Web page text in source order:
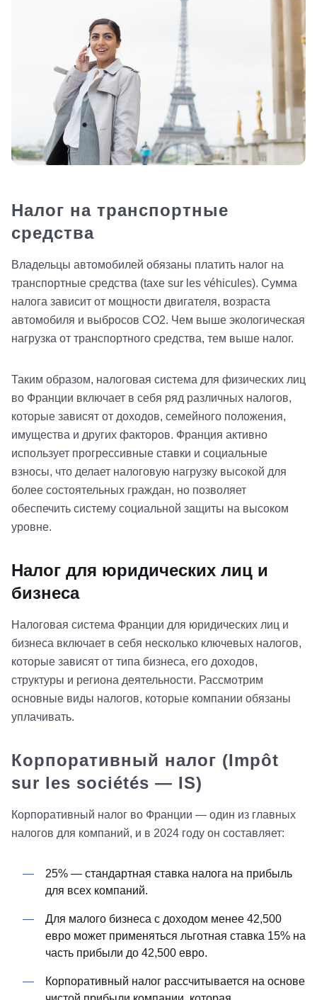
Налог на транспортные
средства
Владельцы автомобилей обязаны платить налог на
транспортные средства (taxe sur les véhicules). Сумма
налога зависит от мощности двигателя, возраста
автомобиля и выбросов CO2. Чем выше экологическая
нагрузка от транспортного средства, тем выше налог.
Таким образом, налоговая система для физических лиц
во Франции включает в себя ряд различных налогов,
которые зависят от доходов, семейного положения,
имущества и других факторов. Франция активно
использует прогрессивные ставки и социальные
взносы, что делает налоговую нагрузку высокой для
более состоятельных граждан, но позволяет
обеспечить систему социальной защиты на высоком
уровне.
Налог для юридических лиц и
бизнеса
Налоговая система Франции для юридических лиц и
бизнеса включает в себя несколько ключевых налогов,
которые зависят от типа бизнеса, его доходов,
структуры и региона деятельности. Рассмотрим
основные виды налогов, которые компании обязаны
уплачивать.
Корпоративный налог (Impôt
sur les sociétés — IS)
Корпоративный налог во Франции — один из главных
налогов для компаний, и в 2024 году он составляет:
25% — стандартная ставка налога на прибыль
для всех компаний.
Для малого бизнеса с доходом менее 42,500
евро может применяться льготная ставка 15% на
часть прибыли до 42,500 евро.
Корпоративный налог рассчитывается на основе